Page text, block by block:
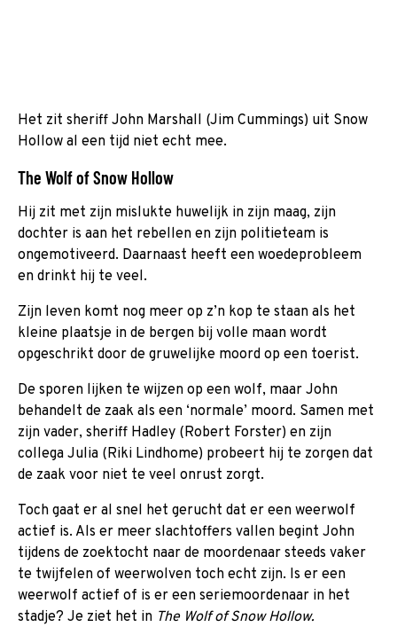
Het zit sheriff John Marshall (Jim Cummings) uit Snow
Hollow al een tijd niet echt mee.
The Wolf of Snow Hollow
Hij zit met zijn mislukte huwelijk in zijn maag, zijn
dochter is aan het rebellen en zijn politieteam is
ongemotiveerd. Daarnaast heeft een woedeprobleem
en drinkt hij te veel.
Zijn leven komt nog meer op z’n kop te staan als het
kleine plaatsje in de bergen bij volle maan wordt
opgeschrikt door de gruwelijke moord op een toerist.
De sporen lijken te wijzen op een wolf, maar John
behandelt de zaak als een ‘normale’ moord. Samen met
zijn vader, sheriff Hadley (Robert Forster) en zijn
collega Julia (Riki Lindhome) probeert hij te zorgen dat
de zaak voor niet te veel onrust zorgt.
Toch gaat er al snel het gerucht dat er een weerwolf
actief is. Als er meer slachtoffers vallen begint John
tijdens de zoektocht naar de moordenaar steeds vaker
te twijfelen of weerwolven toch echt zijn. Is er een
weerwolf actief of is er een seriemoordenaar in het
stadje? Je ziet het in The Wolf of Snow Hollow.